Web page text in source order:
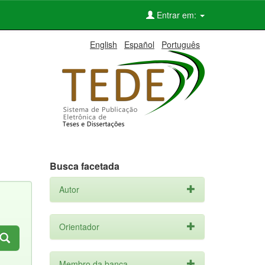
Entrar em:
English Español Português
Busca facetada
Autor
Orientador